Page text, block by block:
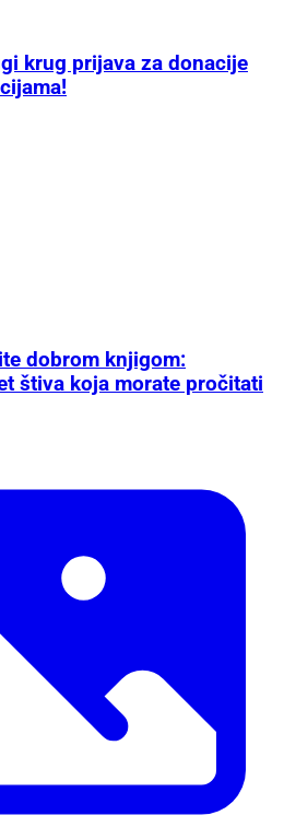
krug prijava za donacije
dobrom knjigom:
štiva koja morate pročitati